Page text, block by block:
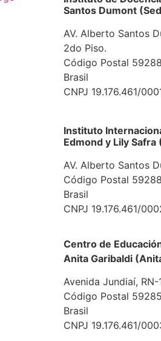
Santos Dumont
AV. Alberto Santos
2do Piso.
Código Postal
Brasil
CNPJ 19.176.461/
Instituto
Edmond y Lily Safra
AV. Alberto Santos
Código Postal
Brasil
CNPJ 19.176.461/
Centro de
Anita Garibaldi
Avenida Jundiaí,
Código Postal
Brasil
CNPJ 19.176.461/